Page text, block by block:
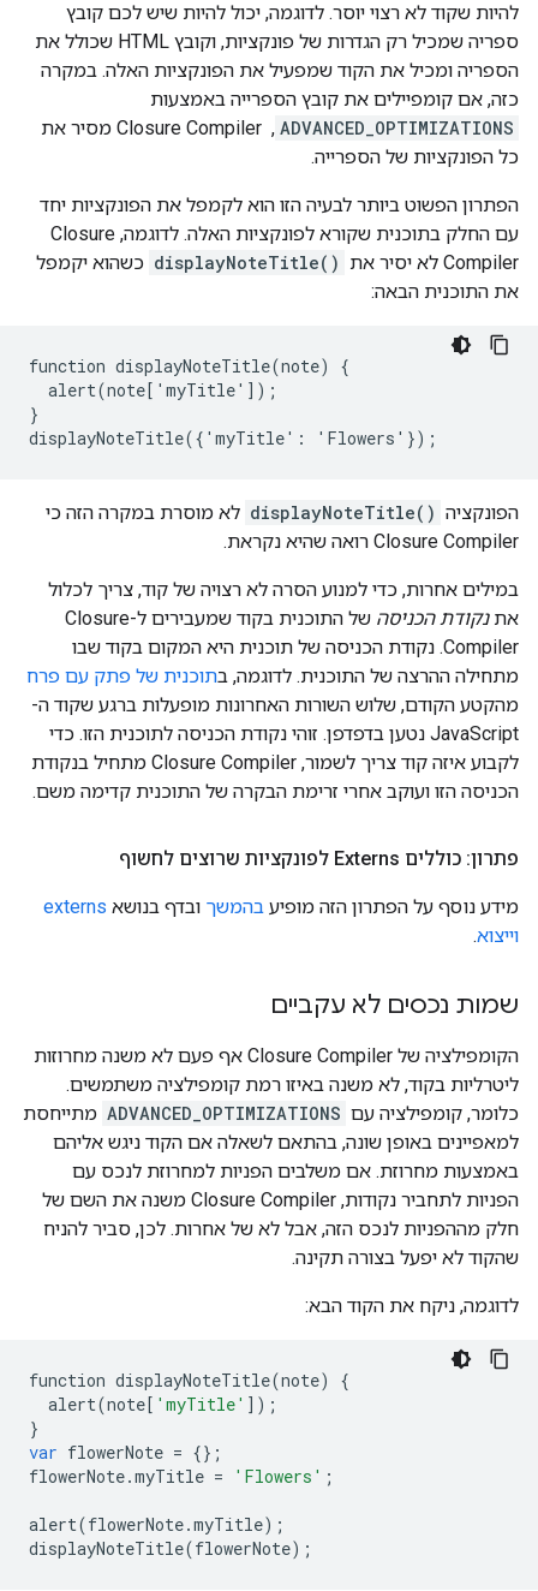
להיות שקוד לא רצוי יוסר. לדוגמה, יכול להיות שיש לכם קובץ
ספריה שמכיל רק הגדרות של פונקציות, וקובץ HTML שכולל את
הספריה ומכיל את הקוד שמפעיל את הפונקציות האלה. במקרה
כזה, אם קומפיילים את קובץ הספרייה באמצעות
ADVANCED_OPTIMIZATIONS
, ‏ Closure Compiler מסיר את
כל הפונקציות של הספרייה.
הפתרון הפשוט ביותר לבעיה הזו הוא לקמפל את הפונקציות יחד
עם החלק בתוכנית שקורא לפונקציות האלה. לדוגמה, Closure
Compiler לא יסיר את
displayNoteTitle() כשהוא יקמפל
את התוכנית הבאה:
function displayNoteTitle(note) {
  alert(note['myTitle']);
}
displayNoteTitle({'myTitle': 'Flowers'});
הפונקציה displayNoteTitle() לא מוסרת במקרה הזה כי
Closure Compiler רואה שהיא נקראת.
במילים אחרות, כדי למנוע הסרה לא רצויה של קוד, צריך לכלול
אתנקודת הכניסה
של התוכנית בקוד שמעבירים ל-Closure
Compiler. נקודת הכניסה של תוכנית היא המקום בקוד שבו
מתחילה ההרצה של התוכנית. לדוגמה, בתוכנית של פתק עם פרח
מהקטע הקודם, שלוש השורות האחרונות מופעלות ברגע שקוד ה-
JavaScript נטען בדפדפן. זוהי נקודת הכניסה לתוכנית הזו. כדי
לקבוע איזה קוד צריך לשמור, Closure Compiler מתחיל בנקודת
הכניסה הזו ועוקב אחרי זרימת הבקרה של התוכנית קדימה משם.
פתרון: כוללים Externs לפונקציות שרוצים לחשוף
מידע נוסף על הפתרון הזה מופיע בהמשך ובדף בנושא externs
וייצוא.
שמות נכסים לא עקביים
הקומפילציה של Closure Compiler אף פעם לא משנה מחרוזות
ליטרליות בקוד, לא משנה באיזו רמת קומפילציה משתמשים.
כלומר, קומפילציה עם ADVANCED_OPTIMIZATIONS מתייחסת
למאפיינים באופן שונה, בהתאם לשאלה אם הקוד ניגש אליהם
באמצעות מחרוזת. אם משלבים הפניות למחרוזת לנכס עם
הפניות לתחביר נקודות, Closure Compiler משנה את השם של
חלק מההפניות לנכס הזה, אבל לא של אחרות. לכן, סביר להניח
שהקוד לא יפעל בצורה תקינה.
לדוגמה, ניקח את הקוד הבא:
function displayNoteTitle(note)
{
alert(note[ 'myTitle' ]);
}
var flowerNote = {};
flowerNote.myTitle = 'Flowers' ;
alert(flowerNote.myTitle);
displayNoteTitle(flowerNote);